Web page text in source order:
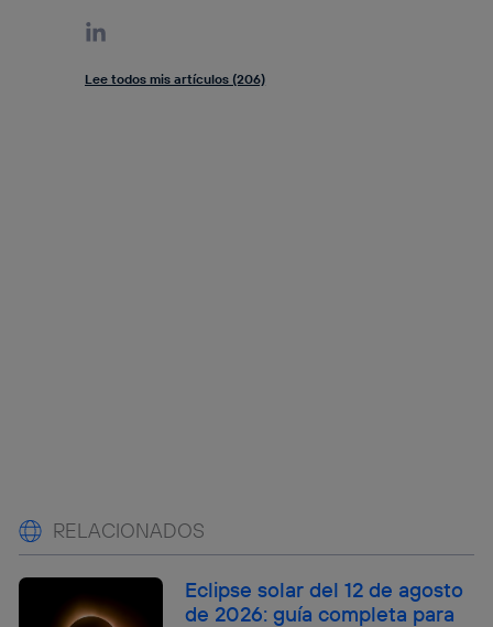
Lee todos mis artículos (206)
RELACIONADOS
Eclipse solar del 12 de agosto
de 2026: guía completa para